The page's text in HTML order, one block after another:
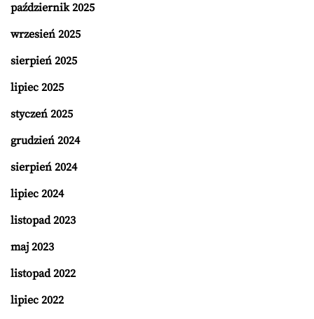
październik 2025
wrzesień 2025
sierpień 2025
lipiec 2025
styczeń 2025
grudzień 2024
sierpień 2024
lipiec 2024
listopad 2023
maj 2023
listopad 2022
lipiec 2022